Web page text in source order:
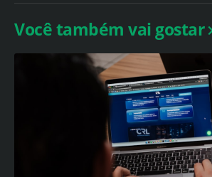
Você também vai gostar